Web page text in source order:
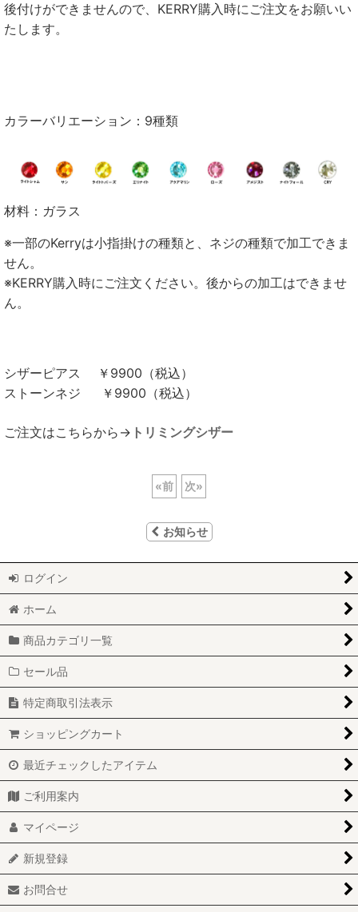
後付けができませんので、 KERRY購入時にご注文をお願いい
たします。
カラーバリエーション：9種類
材料：ガラス
※一部のKerryは小指掛けの種類と、ネジの種類で加工できま
せん。
※KERRY購入時にご注文ください。後からの加工はできませ
ん。
シザーピアス ￥9900（税込）
ストーンネジ ￥9900（税込）
ご注文はこちらから→ トリミングシザー
«前 次»
お知らせ
ログイン
ホーム
商品カテゴリ一覧
セール品
特定商取引法表示
ショッピングカート
最近チェックしたアイテム
ご利用案内
マイページ
新規登録
お問合せ